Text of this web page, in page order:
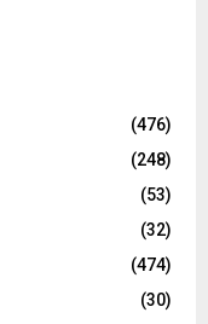
(476)
(248)
(53)
(32)
(474)
(30)